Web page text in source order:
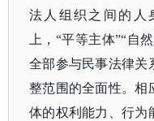
法人组织之间的人
上，“平等主体”“自
全部参与民事法律关
整范围的全面性。相
体的权利能力、行为